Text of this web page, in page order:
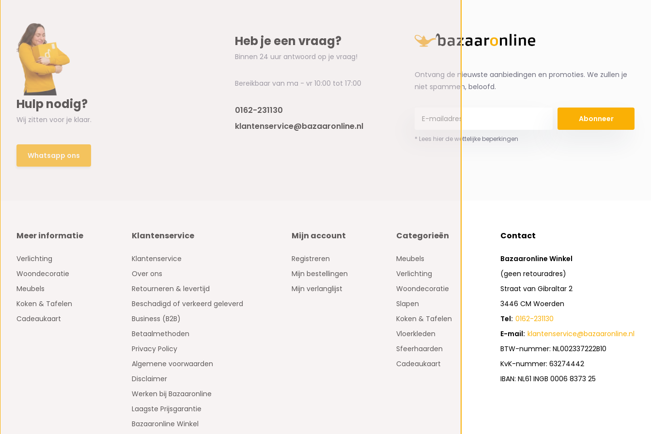
Hulp nodig?
Wij zitten voor je klaar.
Whatsapp ons
Heb je een vraag?
Binnen 24 uur antwoord op je vraag!
Bereikbaar van ma - vr 10:00 tot 17:00
0162-231130
klantenservice@bazaaronline.nl
Ontvang de nieuwste aanbiedingen en promoties. We zullen je
niet spammen, beloofd.
Abonneer
* Lees hier de wettelijke beperkingen
Meer informatie
Verlichting
Woondecoratie
Meubels
Koken & Tafelen
Cadeaukaart
Klantenservice
Klantenservice
Over ons
Retourneren & levertijd
Beschadigd of verkeerd geleverd
Business (B2B)
Betaalmethoden
Privacy Policy
Algemene voorwaarden
Disclaimer
Werken bij Bazaaronline
Laagste Prijsgarantie
Bazaaronline Winkel
Mijn account
Registreren
Mijn bestellingen
Mijn verlanglijst
Categorieën
Meubels
Verlichting
Woondecoratie
Slapen
Koken & Tafelen
Vloerkleden
Sfeerhaarden
Cadeaukaart
Contact
Bazaaronline Winkel
(geen retouradres)
Straat van Gibraltar 2
3446 CM Woerden
Tel: 0162-231130
E-mail: klantenservice@bazaaronline.nl
BTW-nummer: NL002337222B10
KvK-nummer: 63274442
IBAN: NL61 INGB 0006 8373 25